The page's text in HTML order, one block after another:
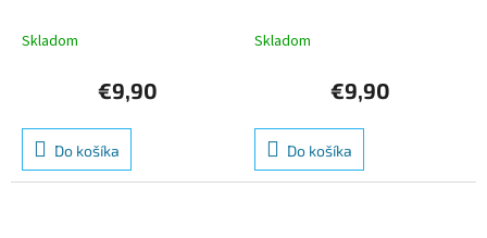
Skladom
€9,90
Do košíka
Skladom
€9,90
Do košíka